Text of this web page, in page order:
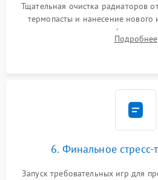
Тщательная очистка радиаторов
термопасты и нанесение нового
теплопроводностью (или
термопрокладок. АккуратнаяПодробнее
6. Финальное стресс-
Запуск требовательных игр для